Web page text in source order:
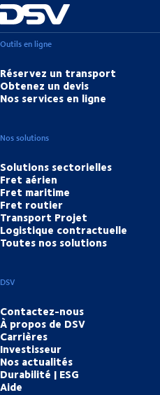
Outils en ligne
Réservez un transport
Obtenez un devis
Nos services en ligne
Nos solutions
Solutions sectorielles
Fret aérien
Fret maritime
Fret routier
Transport Projet
Logistique contractuelle
Toutes nos solutions
DSV
Contactez-nous
À propos de DSV
Carrières
Investisseur
Nos actualités
Durabilité | ESG
Aide